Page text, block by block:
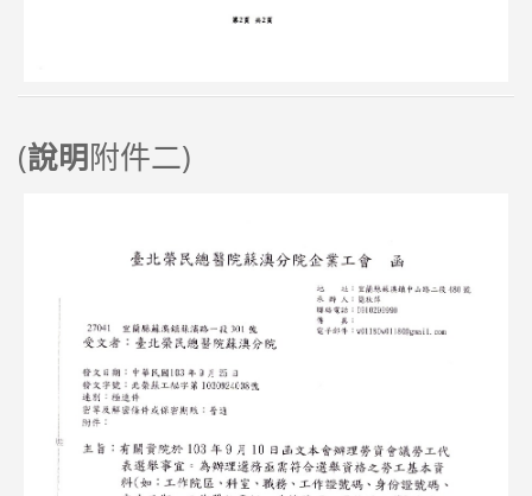
(說明附件二)